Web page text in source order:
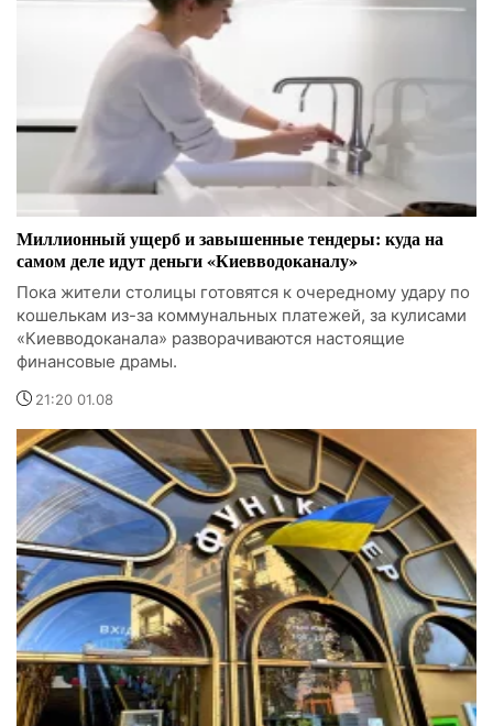
Миллионный ущерб и завышенные тендеры: куда на
самом деле идут деньги «Киевводоканалу»
Пока жители столицы готовятся к очередному удару по
кошелькам из-за коммунальных платежей, за кулисами
«Киевводоканала» разворачиваются настоящие
финансовые драмы.
21:20 01.08